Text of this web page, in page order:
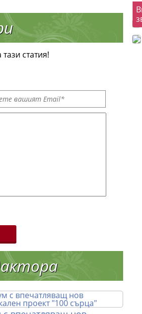
статия!